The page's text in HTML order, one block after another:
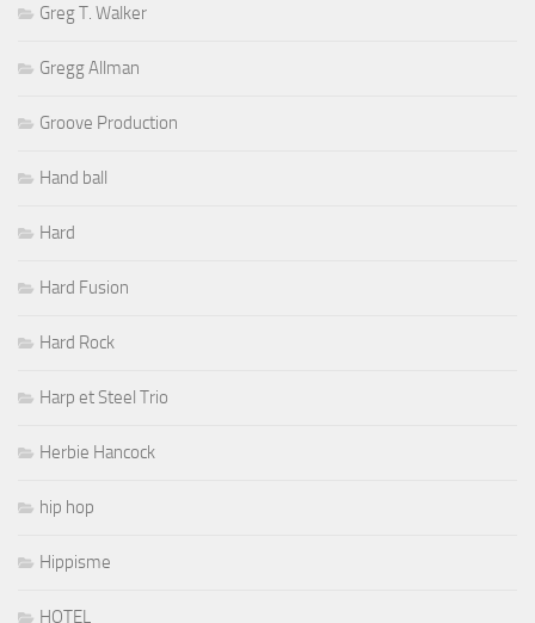
Greg T. Walker
Gregg Allman
Groove Production
Hand ball
Hard
Hard Fusion
Hard Rock
Harp et Steel Trio
Herbie Hancock
hip hop
Hippisme
HOTEL